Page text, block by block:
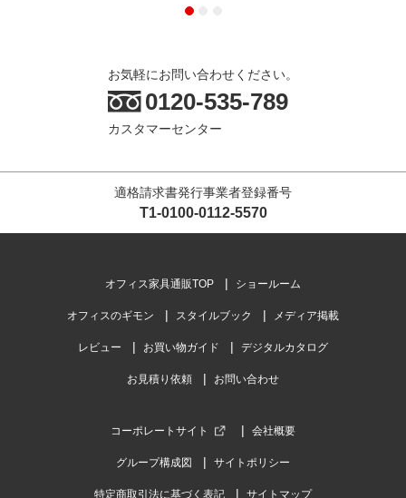
お気軽にお問い合わせください。
0120-535-789
カスタマーセンター
適格請求書発行事業者登録番号
T1-0100-0112-5570
オフィス家具通販TOP ショールーム
オフィスのギモン スタイルブック メディア掲載
レビュー お買い物ガイド デジタルカタログ
お見積り依頼 お問い合わせ
コーポレートサイト 会社概要
グループ構成図 サイトポリシー
特定商取引法に基づく表記 サイトマップ